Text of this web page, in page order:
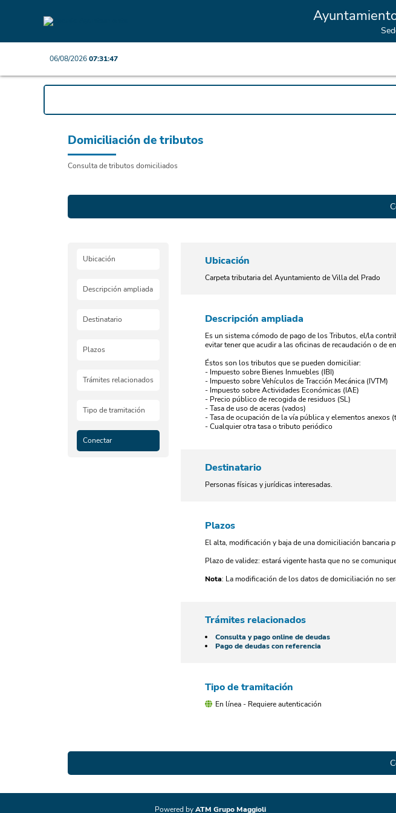
06/08/202607:31:47
Domiciliación de tributos
Consulta de tributos domiciliados
Ubicación
Descripción ampliada
Destinatario
Plazos
Trámites relacionados
Tipo de tramitación
Conectar
Ubicación
Carpeta tributaria del Ayuntamiento de Villa del Prado
Descripción ampliada
Es un sistema cómodo de pago de los Tributos, el/la
evitar tener que acudir a las oficinas de recaudación o de
Éstos son los tributos que se pueden domiciliar:
- Impuesto sobre Bienes Inmuebles (IBI)
- Impuesto sobre Vehículos de Tracción Mecánica (IVTM)
- Impuesto sobre Actividades Económicas (IAE)
- Precio público de recogida de residuos (SL)
- Tasa de uso de aceras (vados)
- Tasa de ocupación de la vía pública y elementos anexos
- Cualquier otra tasa o tributo periódico
Destinatario
Personas físicas y jurídicas interesadas.
Plazos
El alta, modificación y baja de una domiciliación bancaria
Plazo de validez: estará vigente hasta que no se
Nota: La modificación de los datos de domiciliación no
Trámites relacionados
Consulta y pago online de deudas
Pago de deudas con referencia
Tipo de tramitación
En línea - Requiere autenticación
Powered byATM Grupo Maggioli